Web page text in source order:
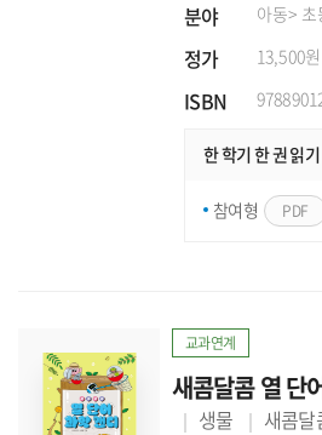
분야 아동> 초
정가 13,500원
ISBN
한 학기 한 권 읽기
참여형 PDF
교과연계
새콤달콤 열 단
생물 새콤달